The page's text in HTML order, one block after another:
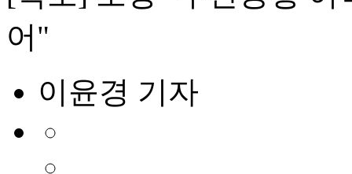
어"
이윤경 기자